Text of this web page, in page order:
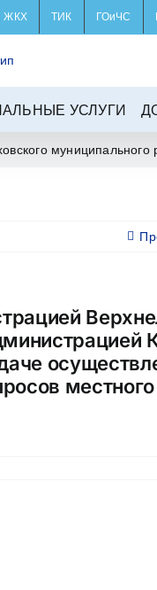
ЖКХ ТИК ГОиЧС
УСЛУГИ
местного